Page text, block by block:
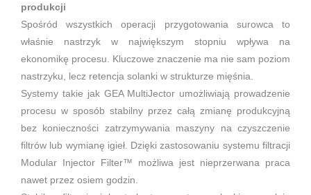
produkcji
Spośród wszystkich operacji przygotowania surowca to
właśnie nastrzyk w największym stopniu wpływa na
ekonomikę procesu. Kluczowe znaczenie ma nie sam poziom
nastrzyku, lecz retencja solanki w strukturze mięśnia.
Systemy takie jak GEA MultiJector umożliwiają prowadzenie
procesu w sposób stabilny przez całą zmianę produkcyjną
bez konieczności zatrzymywania maszyny na czyszczenie
filtrów lub wymianę igieł. Dzięki zastosowaniu systemu filtracji
Modular Injector Filter™ możliwa jest nieprzerwana praca
nawet przez osiem godzin.